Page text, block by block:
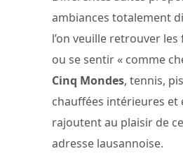
ambiances totalement
l’on veuille retrouver les
ou se sentir « comme
Cinq Mondes, tennis,
chauffées intérieures et
rajoutent au plaisir de
adresse lausannoise.